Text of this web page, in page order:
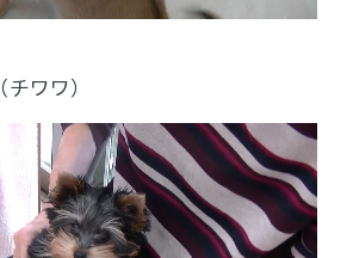
（チワワ）